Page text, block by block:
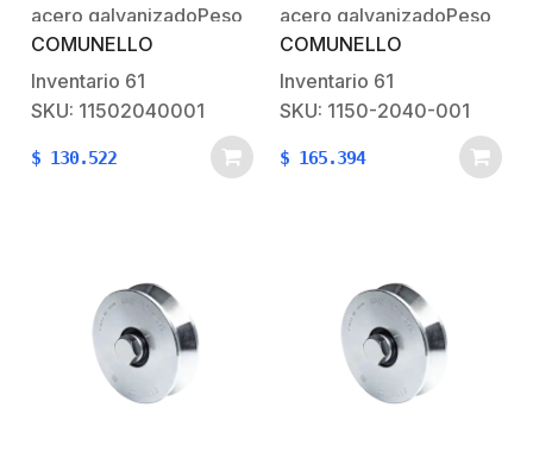
acero galvanizadoPeso
de la pieza: 3,21 lb (1,46
kg)Fijación: Se fija al
montante inferior
tuerca especiales.Notas
ruedaRequiere
mantenimiento cada 6
meses.
COMUNELLO
Inventario 61
SKU: 11502040001
$ 130.522
acero galvanizadoPeso
de la pieza: 3,21 lb (1,46
kg)Fijación: Se fija al
montante inferior
tuerca especiales.Notas
ruedaRequiere
mantenimiento cada 6
meses.
COMUNELLO
Inventario 61
SKU: 1150-2040-001
$ 165.394